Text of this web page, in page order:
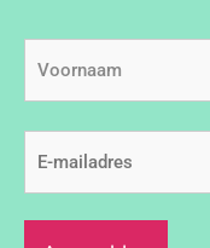
Voornaam
E-
mailadres